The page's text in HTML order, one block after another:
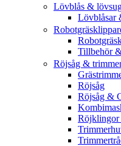
Lövblås &
Lövblåsar
Tillbehör
Röjsåg &
Röjsåg
Röjsåg &